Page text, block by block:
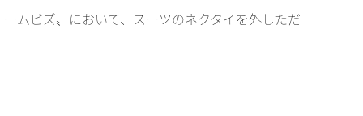
ムビズ〟において、スーツのネクタイを外しただ